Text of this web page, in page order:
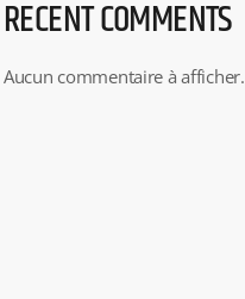
RECENT COMMENTS
Aucun commentaire à afficher.